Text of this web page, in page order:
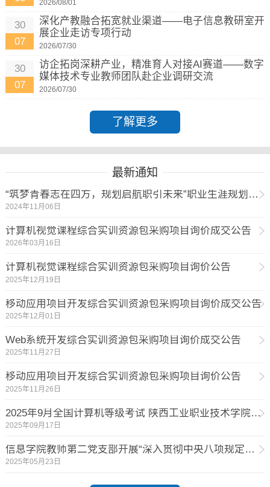
2026/08/01
30
07
深化产教融合拓宽就业渠道——电子信息教研室开
展企业走访专项行动
2026/07/30
30
07
访企拓岗深耕产业，精准育人对接AI赛道——数字
媒体技术专业教师团队赴企业调研交流
2026/07/30
了解更多
最新通知
“筑梦青春志在四方，规划启航职引未来”职业生涯规划大赛开始报名啦！
2024年11月06日
计算机视觉课程综合实训资源包采购项目询价成交公告
2026年03月16日
计算机视觉课程综合实训资源包采购项目询价公告
2025年12月19日
移动应用项目开发综合实训资源包采购项目询价成交公告
2025年12月01日
Web系统开发综合实训资源包采购项目询价成交公告
2025年11月27日
移动应用项目开发综合实训资源包采购项目询价公告
2025年11月26日
2025年9月全国计算机等级考试 陕西工业职业技术学院考点考试提醒
2025年09月17日
信息学院教师第二党支部开展“深入贯彻中央八项规定精神，加强党的作风建设”主题党课
2025年05月23日